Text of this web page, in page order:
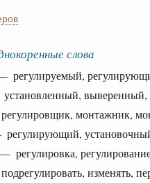
слова
регулируемый,
выверенный,
монтажник,
изменять,